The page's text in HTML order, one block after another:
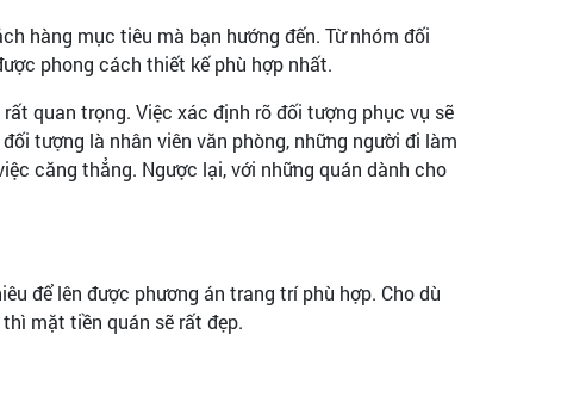
hàng mục tiêu mà bạn hướng đến. Từ nhóm đối
phong cách thiết kế phù hợp nhất.
quan trọng. Việc xác định rõ đối tượng phục vụ sẽ
tượng là nhân viên văn phòng, những người đi làm
căng thẳng. Ngược lại, với những quán dành cho
để lên được phương án trang trí phù hợp. Cho dù
mặt tiền quán sẽ rất đẹp.